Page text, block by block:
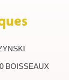
BOISSEAUX